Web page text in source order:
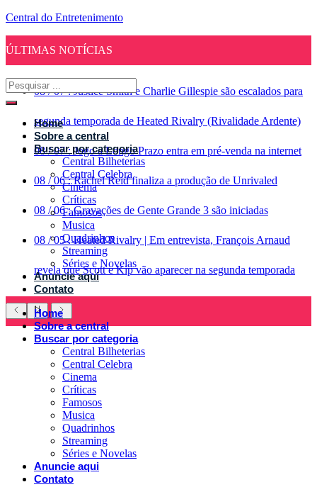
Central do Entretenimento
ÚLTIMAS NOTÍCIAS
08 / 07 : Justice Smith e Charlie Gillespie são escalados para
segunda temporada de Heated Rivalry (Rivalidade Ardente)
08 / 07 : Jogo a Longo Prazo entra em pré-venda na internet
08 / 06 : Rachel Reid finaliza a produção de Unrivaled
08 / 06 : Gravações de Gente Grande 3 são iniciadas
08 / 05 : Heated Rivalry | Em entrevista, François Arnaud
revela que Scott e Kip vão aparecer na segunda temporada
Home
Sobre a central
Buscar por categoria
Central Bilheterias
Central Celebra
Cinema
Críticas
Famosos
Musica
Quadrinhos
Streaming
Séries e Novelas
Anuncie aqui
Contato
Home
Sobre a central
Buscar por categoria
Central Bilheterias
Central Celebra
Cinema
Críticas
Famosos
Musica
Quadrinhos
Streaming
Séries e Novelas
Anuncie aqui
Contato